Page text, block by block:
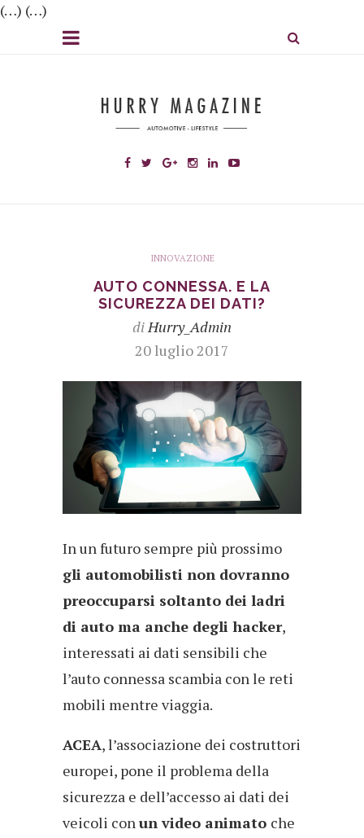
(…) (…)
INNOVAZIONE
AUTO CONNESSA. E LA
SICUREZZA DEI DATI?
diHurry_Admin
20 luglio 2017
In un futuro sempre più prossimo
gli automobilisti non dovranno
preoccuparsi soltanto dei ladri
di auto ma anche degli hacker,
interessati ai dati sensibili che
l’auto connessa scambia con le reti
mobili mentre viaggia.
ACEA, l’associazione dei costruttori
europei, pone il problema della
sicurezza e dell’accesso ai dati dei
veicoli conun video animato che